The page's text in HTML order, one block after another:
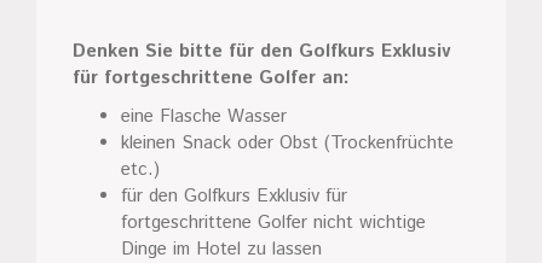
Denken Sie bitte für den Golfkurs Exklusiv
für fortgeschrittene Golfer an:
eine Flasche Wasser
kleinen Snack oder Obst (Trockenfrüchte
etc.)
für den Golfkurs Exklusiv für
fortgeschrittene Golfer nicht wichtige
Dinge im Hotel zu lassen